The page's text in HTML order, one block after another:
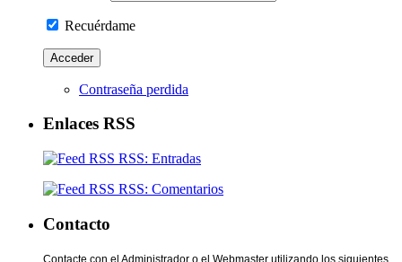
Recuérdame
Contraseña perdida
Enlaces RSS
RSS: Entradas
RSS: Comentarios
Contacto